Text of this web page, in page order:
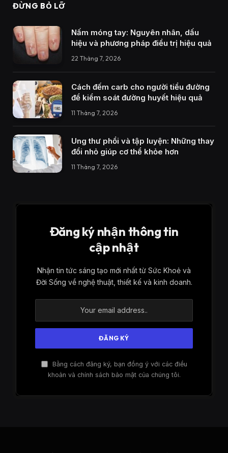
ĐỪNG BỎ LỠ
Nấm móng tay: Nguyên nhân, dấu
hiệu và phương pháp điều trị hiệu quả
22 Tháng 7, 2026
Cách đếm carb cho người tiểu đường
để kiểm soát đường huyết hiệu quả
11 Tháng 7, 2026
Ung thư phổi và tập luyện: Những thay
đổi nhỏ giúp cơ thể khỏe hơn
11 Tháng 7, 2026
Đăng ký nhận thông tin
cập nhật
Nhận tin tức sáng tạo mới nhất từ ​​Sức Khoẻ và
Đời Sống về nghệ thuật, thiết kế và kinh doanh.
Bằng cách đăng ký, bạn đồng ý với các điều
khoản và chính sách bảo mật của chúng tôi.